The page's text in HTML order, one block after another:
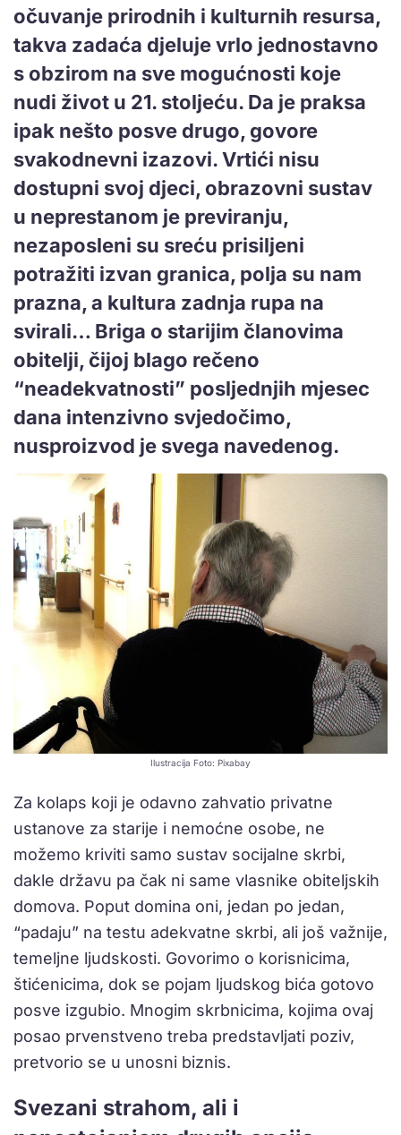
očuvanje prirodnih i kulturnih resursa,
takva zadaća djeluje vrlo jednostavno
s obzirom na sve mogućnosti koje
nudi život u 21. stoljeću. Da je praksa
ipak nešto posve drugo, govore
svakodnevni izazovi. Vrtići nisu
dostupni svoj djeci, obrazovni sustav
u neprestanom je previranju,
nezaposleni su sreću prisiljeni
potražiti izvan granica, polja su nam
prazna, a kultura zadnja rupa na
svirali… Briga o starijim članovima
obitelji, čijoj blago rečeno
“neadekvatnosti” posljednjih mjesec
dana intenzivno svjedočimo,
nusproizvod je svega navedenog.
Ilustracija Foto: Pixabay
Za kolaps koji je odavno zahvatio privatne
ustanove za starije i nemoćne osobe, ne
možemo kriviti samo sustav socijalne skrbi,
dakle državu pa čak ni same vlasnike obiteljskih
domova. Poput domina oni, jedan po jedan,
“padaju” na testu adekvatne skrbi, ali još važnije,
temeljne ljudskosti. Govorimo o korisnicima,
štićenicima, dok se pojam ljudskog bića gotovo
posve izgubio. Mnogim skrbnicima, kojima ovaj
posao prvenstveno treba predstavljati poziv,
pretvorio se u unosni biznis.
Svezani strahom, ali i